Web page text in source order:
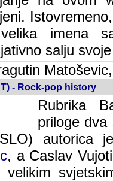
imena
salju
- Rock-pop history
Rubrika
dva
je velikog